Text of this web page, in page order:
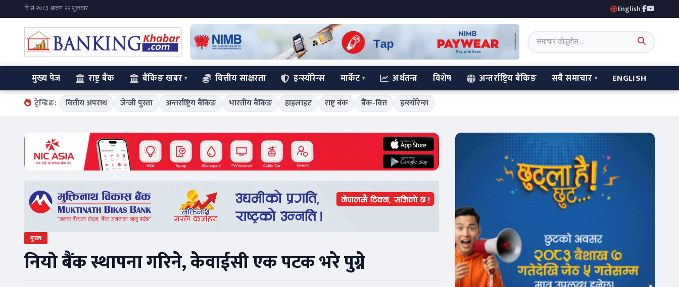
English|
मुख्य पेज राष्ट्र बैंक बैंकिङ खबर वित्तीय साक्षरता इन्स्योरेन्स मार्केट अर्थतन्त्र विशेष अन्तर्राष्ट्रिय बैंकिङ सबै समाचार ENGLISH
ट्रेन्डिङ: वित्तीय अपराध जेन्जी पुस्ता अन्तर्राष्ट्रिय बैंकिङ भारतीय बैंकिङ हाइलाइट राष्ट्र बंक बैंक-वित्त इन्स्योरेन्स
मुख्य
नियो बैंक स्थापना गरिने, केवाईसी एक पटक भरे पुग्ने